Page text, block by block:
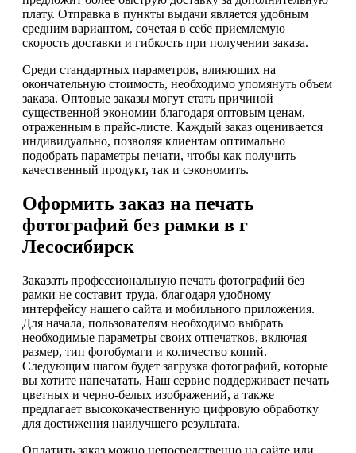
плату. Отправка в пункты выдачи является удобным
средним вариантом, сочетая в себе приемлемую
скорость доставки и гибкость при получении заказа.
Среди стандартных параметров, влияющих на
окончательную стоимость, необходимо упомянуть объем
заказа. Оптовые заказы могут стать причиной
существенной экономии благодаря оптовым ценам,
отраженным в прайс-листе. Каждый заказ оценивается
индивидуально, позволяя клиентам оптимально
подобрать параметры печати, чтобы как получить
качественный продукт, так и сэкономить.
Оформить заказ на печать
фотографий без рамки в г
Лесосибирск
Заказать профессиональную печать фотографий без
рамки не составит труда, благодаря удобному
интерфейсу нашего сайта и мобильного приложения.
Для начала, пользователям необходимо выбрать
необходимые параметры своих отпечатков, включая
размер, тип фотобумаги и количество копий.
Следующим шагом будет загрузка фотографий, которые
вы хотите напечатать. Наш сервис поддерживает печать
цветных и черно-белых изображений, а также
предлагает высококачественную цифровую обработку
для достижения наилучшего результата.
Оплатить заказ можно непосредственно на сайте или